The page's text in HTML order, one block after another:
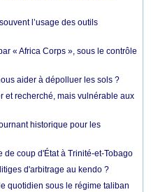
l’usage des outils
« Africa Corps », sous le contrôle
aider à dépolluer les sols ?
et recherché, mais vulnérable aux
historique pour les
de coup d'État à Trinité-et-Tobago
d'arbitrage au kendo ?
quotidien sous le régime taliban